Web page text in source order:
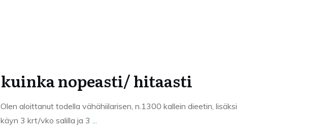
kuinka nopeasti/ hitaasti
Olen aloittanut todella vähähiilarisen, n.1300 kallein dieetin, lisäksi
käyn 3 krt/vko salilla ja 3 ...